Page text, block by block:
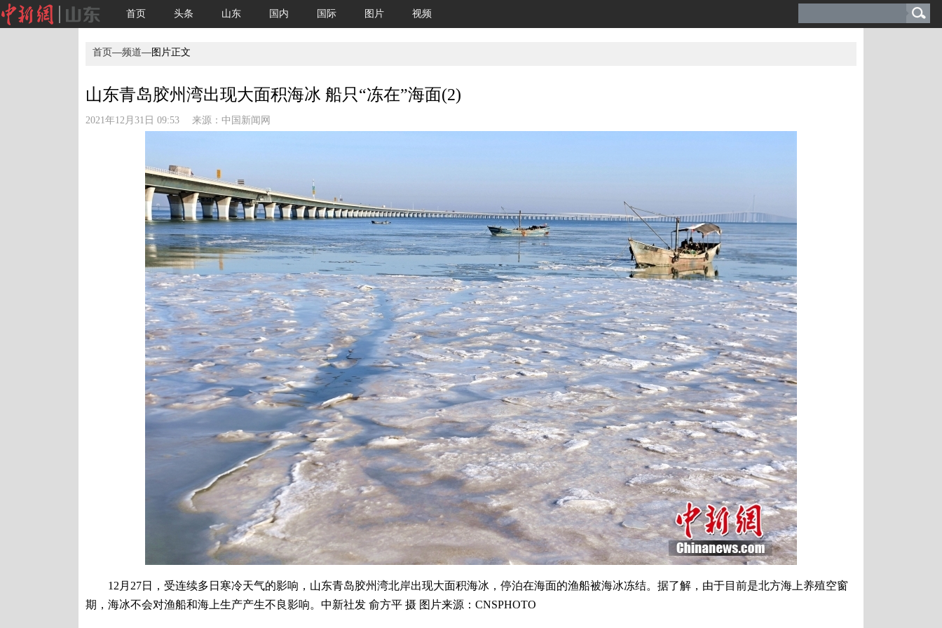
首页 头条 山东 国内 国际 图片 视频
首页—频道—图片正文
山东青岛胶州湾出现大面积海冰 船只“冻在”海面(2)
2021年12月31日 09:53 来源： 中国新闻网
12月27日，受连续多日寒冷天气的影响，山东青岛胶州湾北岸出现大面积海冰，停泊在海面的渔船被海冰冻结。据了解，由于目前是北方海上养殖空窗
期，海冰不会对渔船和海上生产产生不良影响。中新社发 俞方平 摄 图片来源：CNSPHOTO